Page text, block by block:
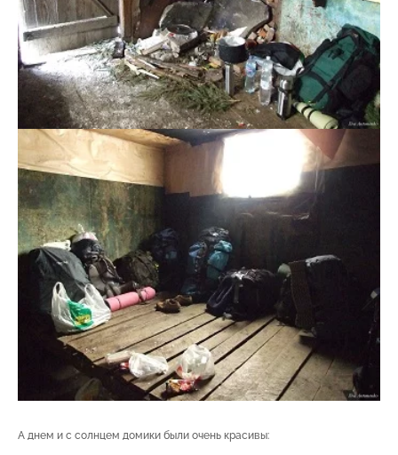
А днем и с солнцем домики были очень красивы: